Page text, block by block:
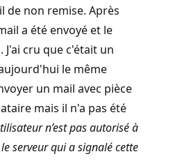
de non remise. Après
a été envoyé et le
cru que c'était un
le même
un mail avec pièce
mais il n'a pas été
n’est pas autorisé à
serveur qui a signalé cette